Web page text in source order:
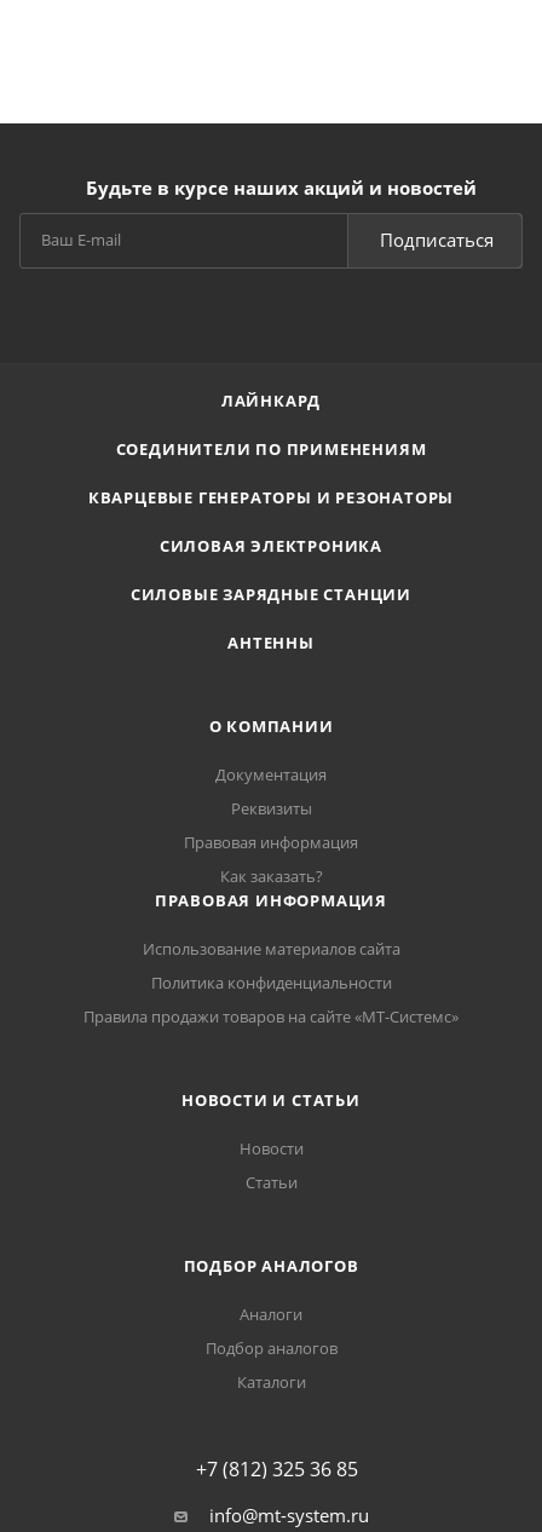
Будьте в курсе наших акций и новостей
Подписаться
ЛАЙНКАРД
СОЕДИНИТЕЛИ ПО ПРИМЕНЕНИЯМ
КВАРЦЕВЫЕ ГЕНЕРАТОРЫ И РЕЗОНАТОРЫ
СИЛОВАЯ ЭЛЕКТРОНИКА
СИЛОВЫЕ ЗАРЯДНЫЕ СТАНЦИИ
АНТЕННЫ
О КОМПАНИИ
Документация
Реквизиты
Правовая информация
Как заказать?
ПРАВОВАЯ ИНФОРМАЦИЯ
Использование материалов сайта
Политика конфиденциальности
Правила продажи товаров на сайте «МТ-Системс»
НОВОСТИ И СТАТЬИ
Новости
Статьи
ПОДБОР АНАЛОГОВ
Аналоги
Подбор аналогов
Каталоги
+7 (812) 325 36 85
info@mt-system.ru